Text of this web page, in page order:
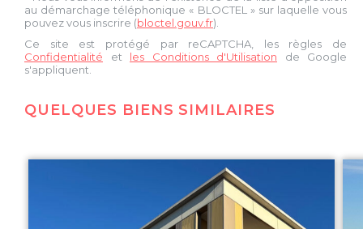
au démarchage téléphonique « BLOCTEL » sur laquelle vous
pouvez vous inscrire (bloctel.gouv.fr).
Ce site est protégé par reCAPTCHA, les règles de
Confidentialité et les Conditions d'Utilisation de Google
s'appliquent.
QUELQUES BIENS SIMILAIRES